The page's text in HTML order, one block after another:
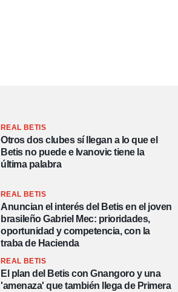
REAL BETIS
Otros dos clubes sí llegan a lo que el
Betis no puede e Ivanovic tiene la
última palabra
REAL BETIS
Anuncian el interés del Betis en el joven
brasileño Gabriel Mec: prioridades,
oportunidad y competencia, con la
traba de Hacienda
REAL BETIS
El plan del Betis con Gnangoro y una
'amenaza' que también llega de Primera